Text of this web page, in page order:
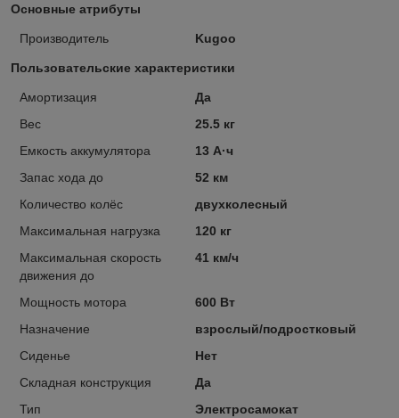
Основные атрибуты
Производитель Kugoo
Пользовательские характеристики
Амортизация
Да
Вес
25.5 кг
Емкость аккумулятора
13 А·ч
Запас хода до
52 км
Количество колёс
двухколесный
Максимальная нагрузка
120 кг
Максимальная скорость
движения до
41 км/ч
Мощность мотора
600 Вт
Назначение
взрослый/подростковый
Сиденье
Нет
Складная конструкция
Да
Тип
Электросамокат